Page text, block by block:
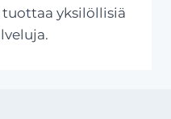
yksilöllisiä